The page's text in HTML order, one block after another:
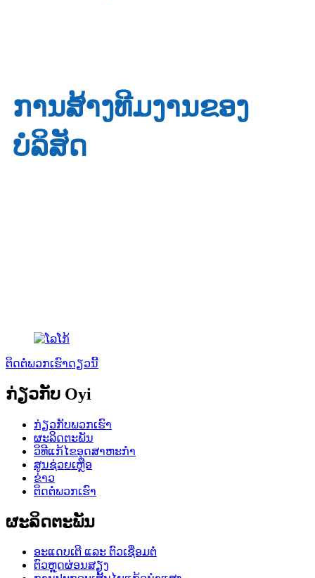
ການສ້າງທີມງານຂອງ
ບໍລິສັດ
ຕິດຕໍ່ພວກເຮົາດຽວນີ້
ກ່ຽວກັບ Oyi
ກ່ຽວກັບພວກເຮົາ
ຜະລິດຕະພັນ
ວິທີແກ້ໄຂອຸດສາຫະກໍາ
ສູນຊ່ວຍເຫຼືອ
ຂ່າວ
ຕິດຕໍ່ພວກເຮົາ
ຜະລິດຕະພັນ
ອະແດບເຕີ ແລະ ຕົວເຊື່ອມຕໍ່
ຕົວຫຼຸດຜ່ອນສຽງ